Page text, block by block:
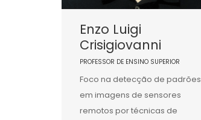
Enzo Luigi
Crisigiovanni
PROFESSOR DE ENSINO SUPERIOR
Foco na detecção de padrões
em imagens de sensores
remotos por técnicas de